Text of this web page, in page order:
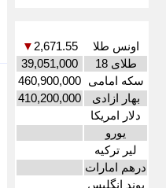
اونس طلا 2,671.55
▼
طلای 18
39,051,000
سکه امامی 460,900,000
بهار ازادی
410,200,000
دلار امریکا
یورو
لیر ترکیه
درهم امارات
پوند انگلیس